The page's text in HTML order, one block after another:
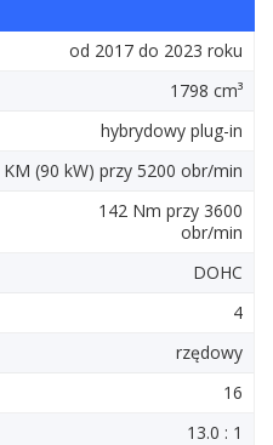
od 2017 do 2023 roku
1798 cm³
hybrydowy plug-in
KM (90 kW) przy 5200 obr/min
142 Nm przy 3600
obr/min
DOHC
4
rzędowy
16
13.0 : 1